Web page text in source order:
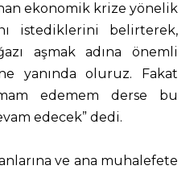
ekonomik krize yönelik
istediklerini belirterek,
aşmak adına önemli
yanında oluruz. Fakat
edemem derse bu
edecek” dedi.
ve ana muhalefete